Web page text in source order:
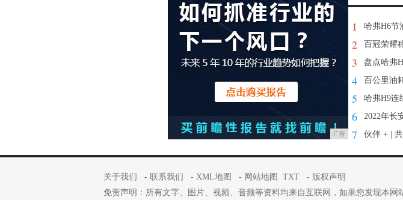
1 哈弗H6节
2 百冠荣耀
3 盘点哈弗
4 百公里油
5 哈弗H9连
6 2022年长
7 伙伴 + |
广告
关于我们 - 联系我们 - XML地图 - 网站地图 TXT - 版权声明
免责声明：所有文字、图片、视频、音频等资料均来自互联网，如果您发现本